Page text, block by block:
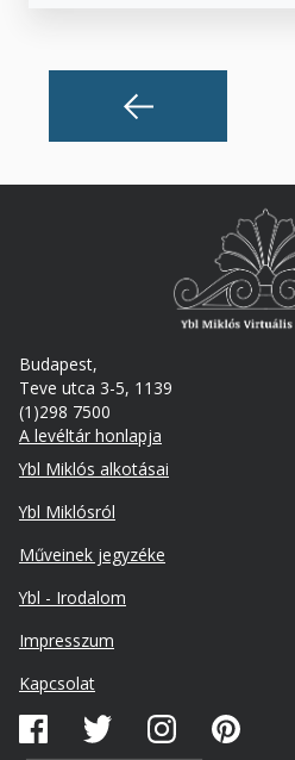
Budapest,
Teve utca 3-5, 1139
(1)298 7500
A levéltár honlapja
Footer
Ybl Miklós alkotásai
Ybl Miklósról
Műveinek jegyzéke
Ybl - Irodalom
Lábléc
másodlagos
Impresszum
Kapcsolat
Közösségi
média